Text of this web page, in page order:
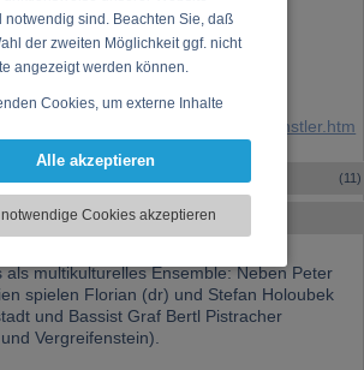
notwendig sind. Beachten Sie, daß
der zweiten Möglichkeit ggf. nicht
angezeigt werden können.
Cookies, um externe Inhalte
für soziale Medien anbieten zu
Dabei werden ggf.
zu Ihrer Verwendung unserer
Werbung und Analysen
Unsere Partner führen diese
möglicherweise mit weiteren
die Sie bereitgestellt haben
Alle akzeptieren
notwendige Cookies akzeptieren
16 83850
ensemble/SkrepeksStaatskuenstler.htm
(11)
multikulturelles Ensemble: Neben Peter
spielen Florian (dr) und Stefan Holoubek
und Bassist Graf Bertl Pistracher
Vergreifenstein).